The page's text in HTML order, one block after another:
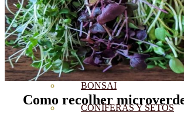
CÍTRICOS
FRUTALES
CÉSPED
BONSAI
CONÍFERAS Y SETOS
Como recolher